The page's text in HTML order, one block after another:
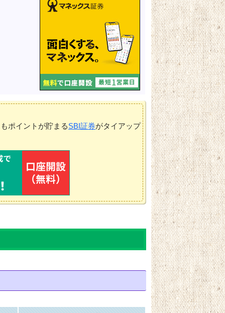
ポイントが貯まるSBI証券がタイアップ